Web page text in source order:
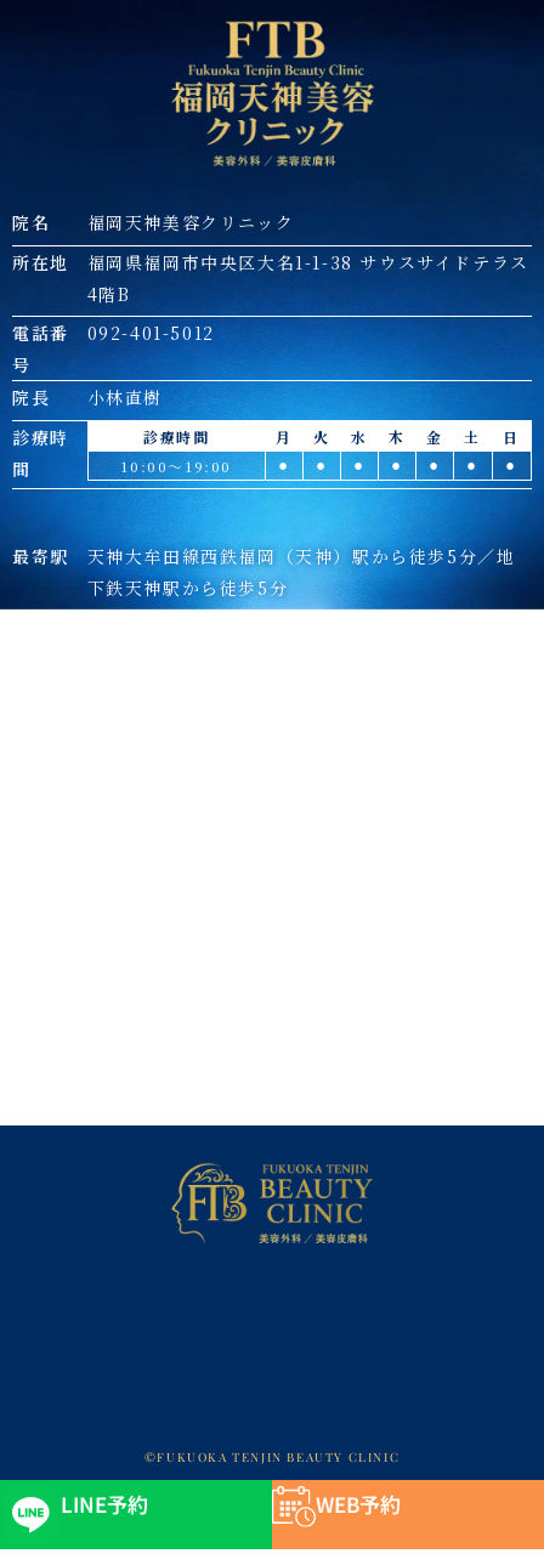
院名
福岡天神美容クリニック
所在地
福岡県福岡市中央区大名1-1-38 サウスサイドテラス
4階B
電話番
号
092-401-5012
院長
小林直樹
診療時
間
診療時間 月 火 水 木 金 土
日
10:00～19:00
⚫︎ ⚫︎ ⚫︎ ⚫︎ ⚫︎ ⚫︎ ⚫︎
最寄駅
天神大牟田線西鉄福岡（天神）駅から徒歩5分／地
下鉄天神駅から徒歩5分
©FUKUOKA TENJIN BEAUTY CLINIC
LINE予約 WEB予約